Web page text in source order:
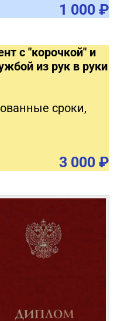
1 000 ₽
с "корочкой" и
из рук в руки
сроки,
3 000 ₽